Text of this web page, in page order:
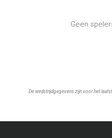
Geen
De wedstrijdgegevens zijn voor het